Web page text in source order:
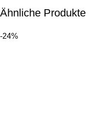
Ähnliche Produkte
-24%